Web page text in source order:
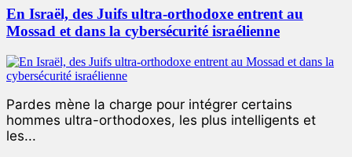
En Israël, des Juifs ultra-orthodoxe entrent au
Mossad et dans la cybersécurité israélienne
Pardes mène la charge pour intégrer certains
hommes ultra-orthodoxes, les plus intelligents et
les...